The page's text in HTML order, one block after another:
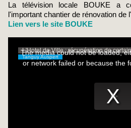
La télévision locale BOUKE a
l'important chantier de rénovation de
Lien vers le site BOUKE